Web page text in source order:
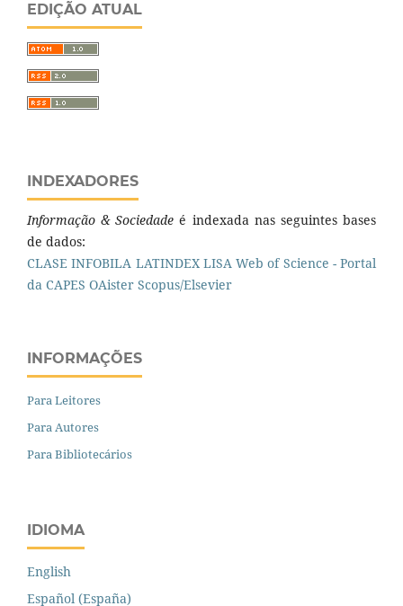
EDIÇÃO ATUAL
INDEXADORES
Informação & Sociedadeé indexada nas seguintes bases
de dados:
CLASE INFOBILA LATINDEX LISA Web of Science - Portal
da CAPES OAister Scopus/Elsevier
INFORMAÇÕES
Para Leitores
Para Autores
Para Bibliotecários
IDIOMA
English
Español (España)